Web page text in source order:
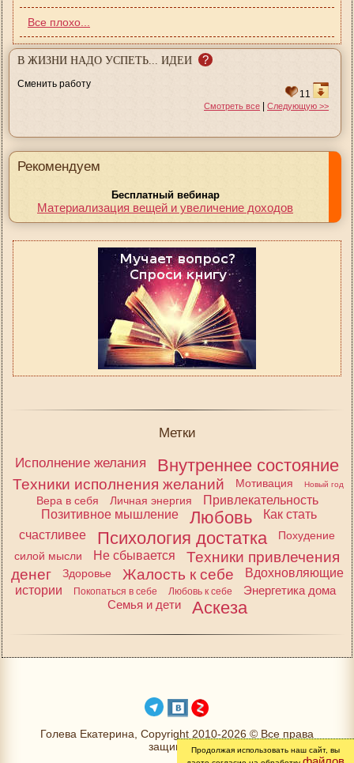
Все плохо...
В ЖИЗНИ НАДО УСПЕТЬ... ИДЕИ ?
Сменить работу
11
Смотреть все | Следующую >>
Рекомендуем
Бесплатный вебинар
Материализация вещей и увеличение доходов
Метки
Исполнение желания
Внутреннее состояние
Техники исполнения желаний Мотивация Новый год
Вера в себя Личная энергия
Привлекательность
Позитивное мышление
Любовь
Как стать
счастливее
Психология достатка
Похудение
силой мысли
Не сбывается
Техники привлечения
денег
Здоровье Жалость к себе
Вдохновляющие
истории
Покопаться в себе Любовь к себе
Энергетика дома
Семья и дети
Аскеза
Голева Екатерина, Copyright 2010-2026 © Все права
защищеныПродолжая использовать наш сайт, вы